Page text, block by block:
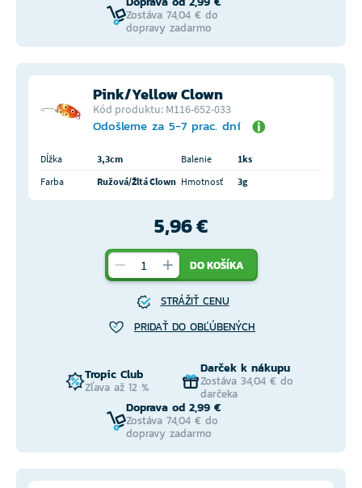
Zostáva 74,04 € do
dopravy zadarmo
Pink/Yellow Clown
Kód produktu: M116-652-033
Odošleme za 5-7 prac. dní
Dĺžka 3,3cm Balenie
1ks
Farba
Ružová/Žltá Clown Hmotnosť 3g
5,96 €
DO KOŠÍKA
STRÁŽIŤ CENU
PRIDAŤ DO OBĽÚBENÝCH
Tropic Club
Zľava až 12 %
Darček k nákupu
Zostáva 34,04 € do
darčeka
Doprava od 2,99 €
Zostáva 74,04 € do
dopravy zadarmo